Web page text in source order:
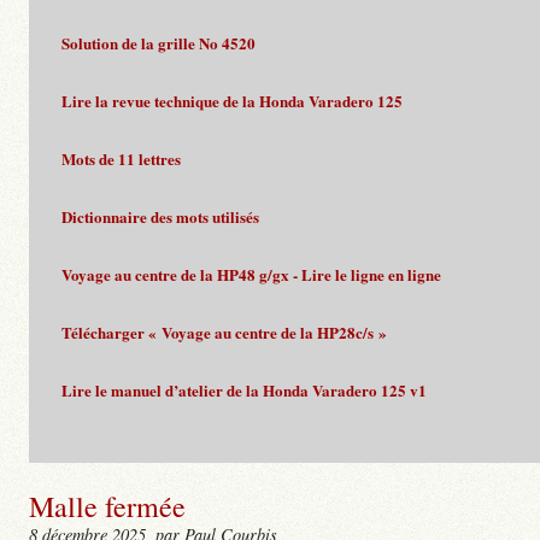
Solution de la grille No 4520
Lire la revue technique de la Honda Varadero 125
Mots de 11 lettres
Dictionnaire des mots utilisés
Voyage au centre de la HP48 g/gx - Lire le ligne en ligne
Télécharger « Voyage au centre de la HP28c/s »
Lire le manuel d’atelier de la Honda Varadero 125 v1
Malle fermée
8 décembre 2025 , par Paul Courbis